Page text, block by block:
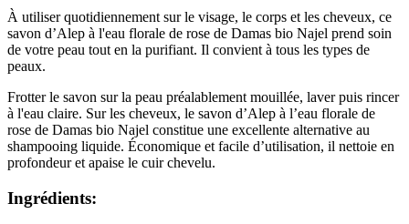
À utiliser quotidiennement sur le visage, le corps et les cheveux, ce
savon d’Alep à l'eau florale de rose de Damas bio Najel prend soin
de votre peau tout en la purifiant. Il convient à tous les types de
peaux.
Frotter le savon sur la peau préalablement mouillée, laver puis rincer
à l'eau claire. Sur les cheveux, le savon d’Alep à l’eau florale de
rose de Damas bio Najel constitue une excellente alternative au
shampooing liquide. Économique et facile d’utilisation, il nettoie en
profondeur et apaise le cuir chevelu.
Ingrédients: